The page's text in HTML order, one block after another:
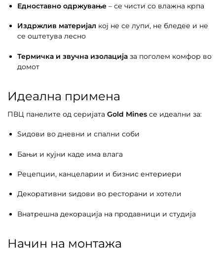
Едноставно одржување – се чисти со влажна крпа
Издржлив материјал кој не се лупи, не бледее и не
се оштетува лесно
Термичка и звучна изолација за поголем комфор во
домот
Идеална примена
ПВЦ панелите од серијата Gold Mines се идеални за:
Ѕидови во дневни и спални соби
Бањи и кујни каде има влага
Рецепции, канцеларии и бизнис ентериери
Декоративни ѕидови во ресторани и хотели
Внатрешна декорација на продавници и студија
Начин на монтажа